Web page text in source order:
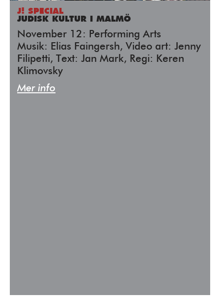
J! SPECIAL
JUDISK KULTUR I MALMÖ
November 12: Performing Arts
Musik: Elias Faingersh, Video art: Jenny
Filipetti, Text: Jan Mark, Regi: Keren
Klimovsky
Mer info